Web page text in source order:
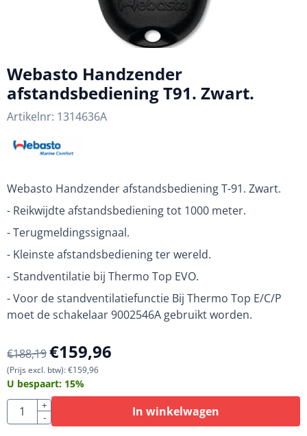
Webasto Handzender
afstandsbediening T91. Zwart.
Artikelnr: 1314636A
Webasto Handzender afstandsbediening T-91. Zwart.
- Reikwijdte afstandsbediening tot 1000 meter.
- Terugmeldingssignaal.
- Kleinste afstandsbediening ter wereld.
- Standventilatie bij Thermo Top EVO.
- Voor de standventilatiefunctie Bij Thermo Top E/C/P
moet de schakelaar 9002546A gebruikt worden.
€188,19€159,96
(Prijs excl. btw):€159,96
U bespaart: 15%
Aantal
+
-
In winkelwagen